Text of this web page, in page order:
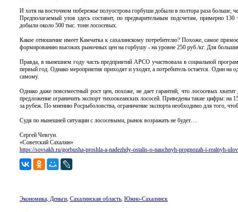
И хотя на восточном побережье полуострова горбуши добыли в полтора раза больше,
Предполагаемый улов здесь составит, по предварительным подсчетам, примерно
добыли около 500 тыс. тонн лососевых.
Какое отношение имеет Камчатка к сахалинскому потребителю? Похоже, самое
формированию высоких рыночных цен на горбушу - на уровне 250 руб./кг. Для
Правда, в нынешнем году часть предприятий АРСО участвовала в социальной
первый год. Однако мероприятия приходят и уходят, а потребитель остается. Один на
самому.
Однако даже повсеместный рост цен, похоже, не дает гарантий, что лососевых
предложение ограничить экспорт тихоокеанских лососей. Приведены такие цифры:
за рубеж. По мнению Росрыболовства, ограничение экспорта необходимо для того,
Судя по нынешней ситуации c лососевыми, рынок возражать не будет…
Сергей Чевгун.
«Советский Сахалин»
https://sovsakh.ru/gorbusha-proshla-a-nadezhdy-ostalis-o-nauchnyh-prognozah-i-realnyh-
Экономика, Деньги, Сахалинская область, Южно-Сахалинск